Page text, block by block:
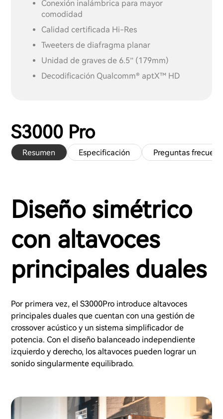
Conexión inalámbrica para mayor
comodidad
Calidad certificada Hi-Res
Tweeters de diafragma planar
Unidad de graves de 6.5” (179mm)
Decodificación Qualcomm® aptX™ HD
S3000 Pro
Resumen Especificación Preguntas
Diseño simétrico
con altavoces
principales duales
Por primera vez, el S3000Pro introduce altavoces
principales duales que cuentan con una gestión de
crossover acústico y un sistema simplificador de
potencia. Con el diseño balanceado independiente
izquierdo y derecho, los altavoces pueden lograr un
sonido singularmente equilibrado.